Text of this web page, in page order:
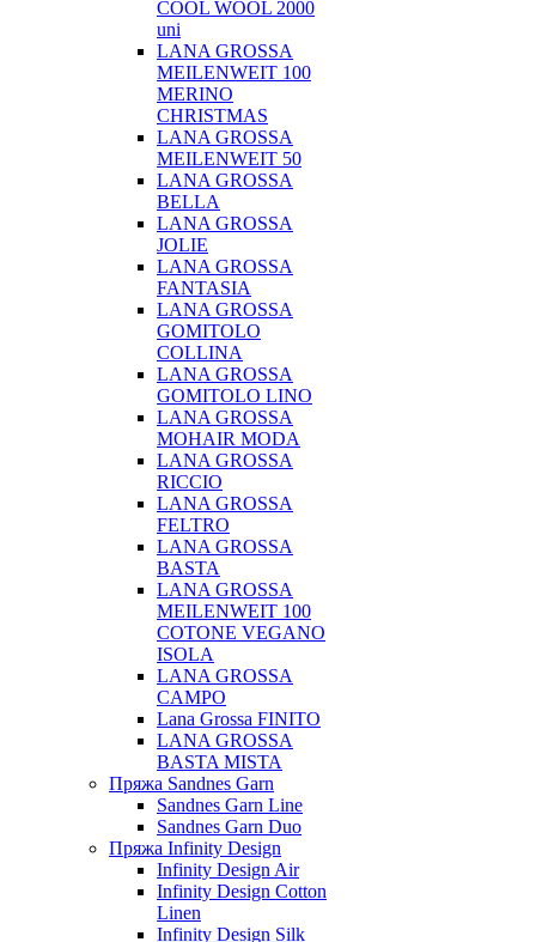
COOL WOOL 2000
uni
LANA GROSSA
MEILENWEIT 100
MERINO
CHRISTMAS
LANA GROSSA
MEILENWEIT 50
LANA GROSSA
BELLA
LANA GROSSA
JOLIE
LANA GROSSA
FANTASIA
LANA GROSSA
GOMITOLO
COLLINA
LANA GROSSA
GOMITOLO LINO
LANA GROSSA
MOHAIR MODA
LANA GROSSA
RICCIO
LANA GROSSA
FELTRO
LANA GROSSA
BASTA
LANA GROSSA
MEILENWEIT 100
COTONE VEGANO
ISOLA
LANA GROSSA
CAMPO
Lana Grossa FINITO
LANA GROSSA
BASTA MISTA
Пряжа Sandnes Garn
Sandnes Garn Line
Sandnes Garn Duo
Пряжа Infinity Design
Infinity Design Air
Infinity Design Cotton
Linen
Infinity Design Silk